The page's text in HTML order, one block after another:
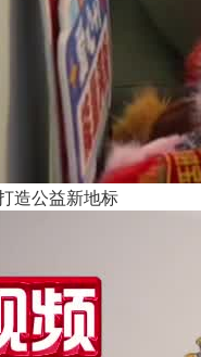
造公益新地标